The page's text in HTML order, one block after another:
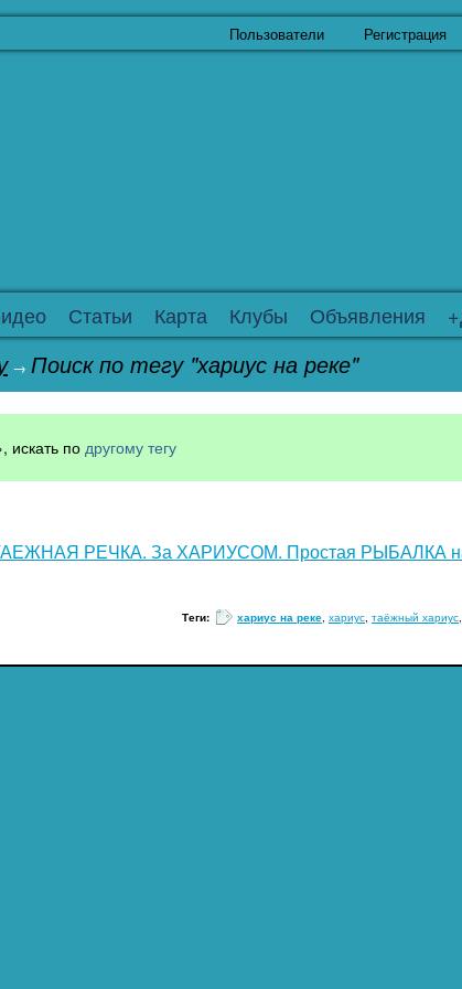
Пользователи Регистрация
Статьи Карта Клубы Объявления
→ Поиск по тегу "хариус на реке"
искать подругому тегу
РЕЧКА. За ХАРИУСОМ. Простая РЫБАЛКА на
Теги: хариус на реке, хариус, таёжный хариус,